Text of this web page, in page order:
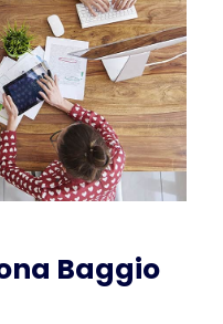
Baggio